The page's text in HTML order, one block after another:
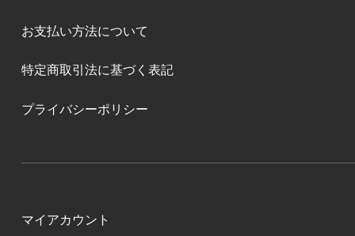
お支払い方法について
特定商取引法に基づく表記
プライバシーポリシー
マイアカウント